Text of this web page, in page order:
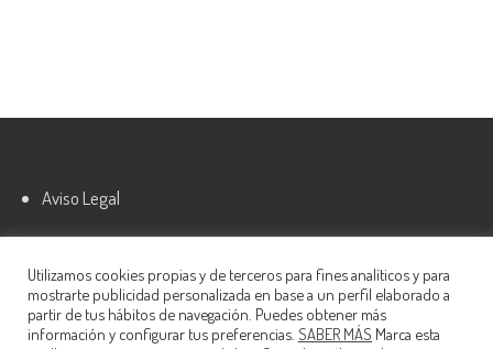
Aviso Legal
Utilizamos cookies propias y de terceros para fines analíticos y para
mostrarte publicidad personalizada en base a un perfil elaborado a
partir de tus hábitos de navegación. Puedes obtener más
información y configurar tus preferencias. SABER MÁS Marca esta